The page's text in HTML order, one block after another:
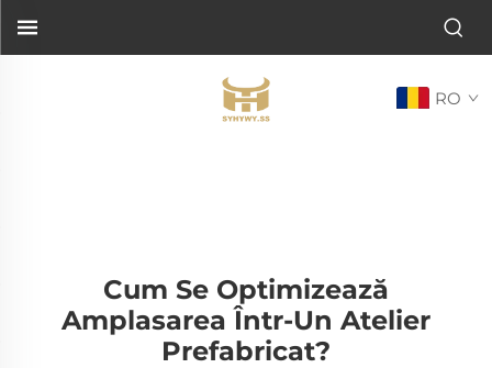
RO
Cum Se Optimizează
Amplasarea Într-Un Atelier
Prefabricat?